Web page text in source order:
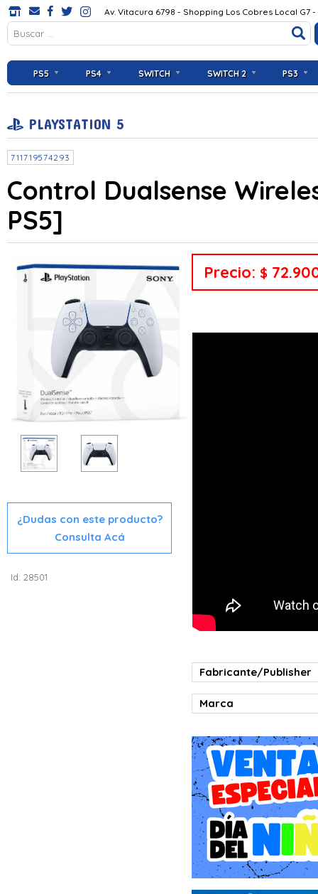
Av. Vitacura 6798 - Shopping Los Cobres Local G7
PS5 PS4 SWITCH SWITCH 2 PS3
PLAYSTATION 5
711719574293
Control Dualsense
PS5]
¿Dudas con este producto?
Consulta Acá
Id: 28501
Precio: $
Fabricante/Publisher
Marca